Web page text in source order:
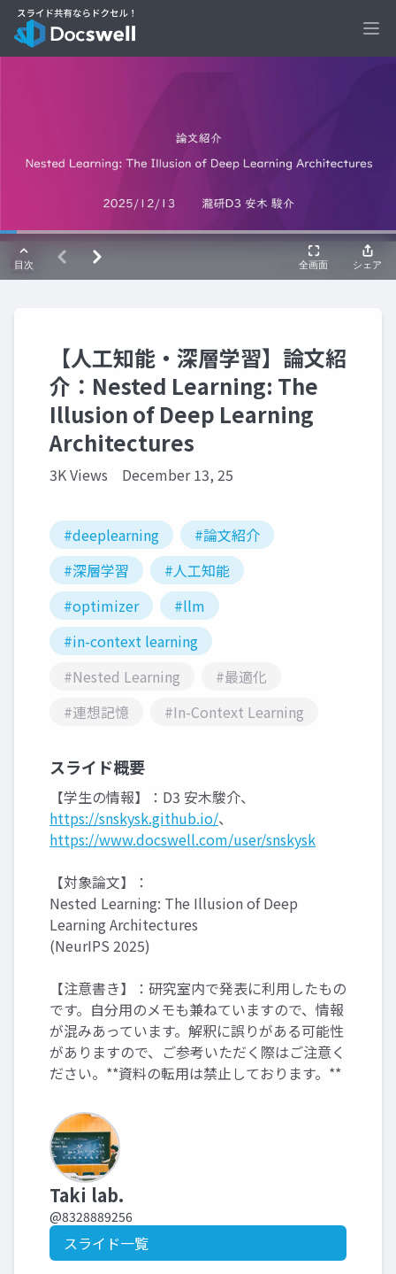
【人工知能・深層学習】論文紹
介：Nested Learning: The
Illusion of Deep Learning
Architectures
3K Views December 13, 25
#deeplearning
#論文紹介
#深層学習
#人工知能
#optimizer
#llm
#in-context learning
#Nested Learning
#最適化
#連想記憶
#In-Context Learning
スライド概要
【学生の情報】：D3 安木駿介、
https://snskysk.github.io/、
https://www.docswell.com/user/snskysk
【対象論文】：
Nested Learning: The Illusion of Deep
Learning Architectures
(NeurIPS 2025)
【注意書き】：研究室内で発表に利用したもの
です。自分用のメモも兼ねていますので、情報
が混みあっています。解釈に誤りがある可能性
がありますので、ご参考いただく際はご注意く
ださい。**資料の転用は禁止しております。**
Taki lab.
@8328889256
スライド一覧